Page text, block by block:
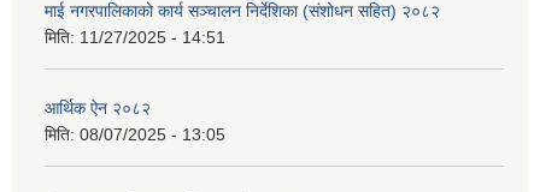
माई नगरपालिकाको कार्य सञ्चालन निर्देशिका (संशोधन सहित) २०८२
मिति: 11/27/2025 - 14:51
आर्थिक ऐन २०८२
मिति: 08/07/2025 - 13:05